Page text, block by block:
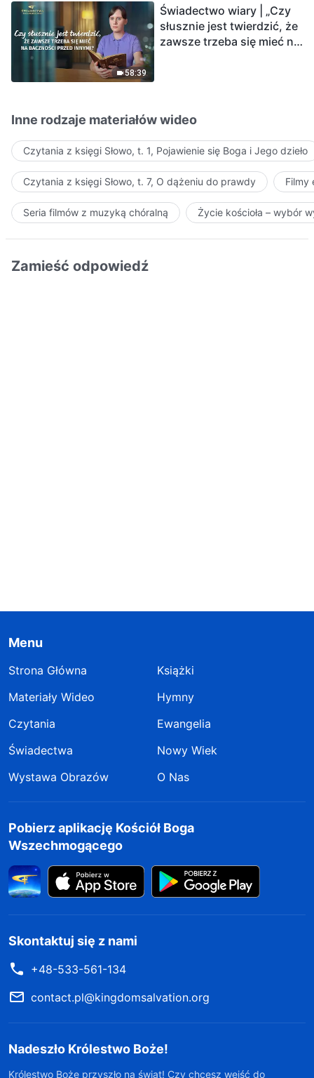
58:39
Świadectwo wiary | „Czy
słusznie jest twierdzić, że
zawsze trzeba się mieć na
Inne rodzaje materiałów wideo
Czytania z księgi Słowo, t. 1, Pojawienie się Boga i Jego dzieło
Czytania z księgi Słowo, t. 7, O dążeniu do prawdy Filmy
Seria filmów z muzyką chóralną Życie kościoła – wybór
Zamieść odpowiedź
Menu
Strona Główna
Książki
Materiały Wideo
Hymny
Czytania
Ewangelia
Świadectwa
Nowy Wiek
Wystawa Obrazów
O Nas
Pobierz aplikację Kościół Boga
Wszechmogącego
Skontaktuj się z nami
+48-533-561-134
contact.pl@kingdomsalvation.org
Nadeszło Królestwo Boże!
Królestwo Boże przyszło na świat! Czy chcesz wejść do